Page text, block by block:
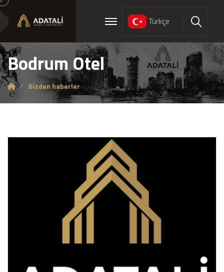
Türkçe Ara
Bodrum Otel
Bi̇zden haberler